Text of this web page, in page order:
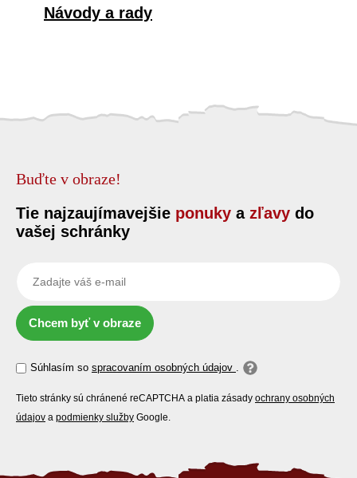
Návody a rady
Buďte v obraze!
Tie najzaujímavejšie ponuky a zľavy do
vašej schránky
Chcem byť v obraze
Súhlasím so spracovaním osobných údajov .
Tieto stránky sú chránené reCAPTCHA a platia zásady ochrany osobných
údajov a podmienky služby Google.